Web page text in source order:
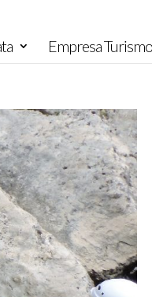
Empresa